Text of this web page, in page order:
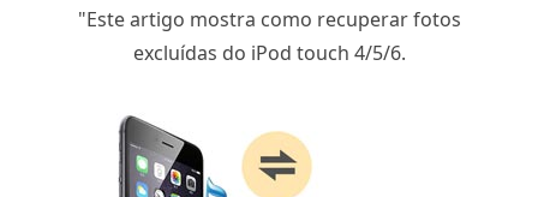
"Este artigo mostra como recuperar fotos
excluídas do iPod touch 4/5/6.